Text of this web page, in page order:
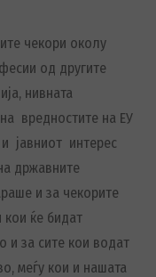
чекори околу
од другите
нивната
вредностите на ЕУ
јавниот интерес
државните
и за чекорите
кои ќе бидат
и за сите кои водат
меѓу кои и нашата